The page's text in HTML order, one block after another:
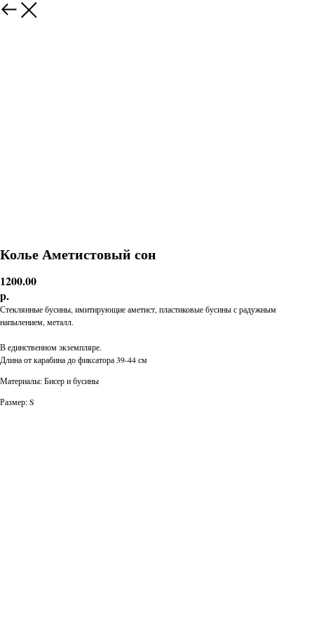
Колье Аметистовый сон
1200.00
р.
Стеклянные бусины, имитирующие аметист, пластиковые бусины с радужным
напылением, металл.
В единственном экземпляре.
Длина от карабина до фиксатора 39-44 см
Материалы: Бисер и бусины
Размер: S